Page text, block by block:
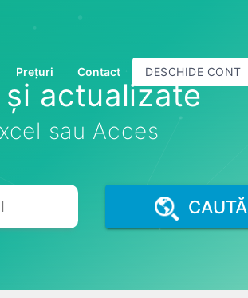
Prețuri Contact DESCHIDE CONT
actualizate
sau Acces
CAUTĂ